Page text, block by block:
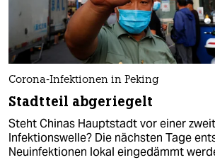
Corona-Infektionen in Peking
Stadtteil abgeriegelt
Steht Chinas Hauptstadt vor einer
Infektionswelle? Die nächsten Tage
Neuinfektionen lokal eingedämmt